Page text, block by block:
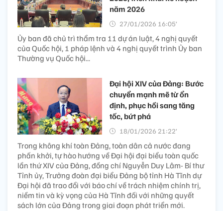
năm 2026
27/01/2026 16:05’
Ủy ban đã chủ trì thẩm tra 11 dự án luật, 4 nghị quyết
của Quốc hội, 1 pháp lệnh và 4 nghị quyết trình Ủy ban
Thường vụ Quốc hội...
Đại hội XIV của Đảng: Bước
chuyển mạnh mẽ từ ổn
định, phục hồi sang tăng
tốc, bứt phá​
18/01/2026 21:22’
Trong không khí toàn Đảng, toàn dân cả nước đang
phấn khởi, tự hào hướng về Đại hội đại biểu toàn quốc
lần thứ XIV của Đảng, đồng chí Nguyễn Duy Lâm- Bí thư
Tỉnh ủy, Trưởng đoàn đại biểu Đảng bộ tỉnh Hà Tĩnh dự
Đại hội đã trao đổi với báo chí về trách nhiệm chính trị,
niềm tin và kỳ vọng của Hà Tĩnh đối với những quyết
sách lớn của Đảng trong giai đoạn phát triển mới.